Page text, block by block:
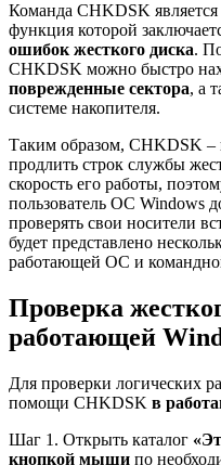
Команда CHKDSK
функция которой
ошибок жесткого диска.
CHKDSK можно быстро
поврежденные сектора, а
системе накопителя.
Таким образом, CHKDSK –
продлить строк службы
скорость его работы,
пользователь ОС Windows
проверять свои носители
будет представлено
работающей ОС и
Проверка
работающей
Для проверки логических
помощи CHKDSK в
Шаг 1. Открыть каталог
кнопкой мыши по